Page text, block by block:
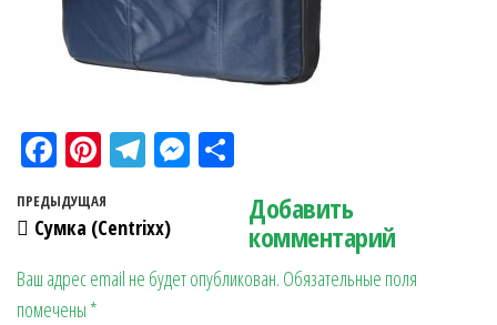
Fa
ce
bo
Pi
nt
er
t
Te
gr
m
M
ge
ра
в
ит
Навигация по записям
Предыдущая запись
ПРЕДЫДУЩАЯ
Сумка (Centrixx)
Добавить
комментарий
Ваш адрес email не будет опубликован. Обязательные поля
помечены *